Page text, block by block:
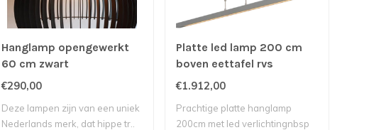
Hanglamp opengewerkt
60 cm zwart
€290,00
Deze lampen zijn van een uniek
Nederlands merk, dat hippe tr..
Platte led lamp 200 cm
boven eettafel rvs
€1.912,00
Prachtige platte hanglamp
200cm met led verlichtingnbsp